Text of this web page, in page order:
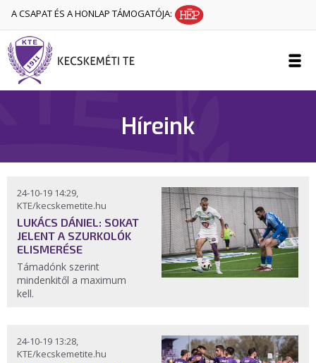
A CSAPAT ÉS A HONLAP TÁMOGATÓJA:
Híreink
24-10-19 14:29,
KTE/kecskemetite.hu
LUKÁCS DÁNIEL: SOKAT
JELENT A SZURKOLÓK
ELISMERÉSE
Támadónk szerint
mindenkitől a maximum
kell.
24-10-19 13:28,
KTE/kecskemetite.hu